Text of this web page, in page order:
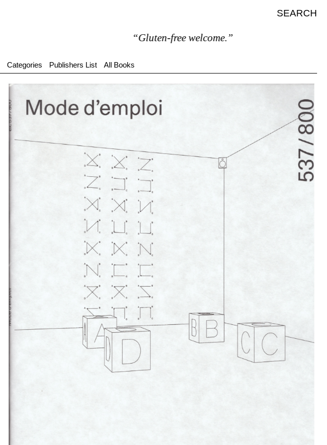
SEARCH
“Gluten-free welcome.”
Categories Publishers List All Books